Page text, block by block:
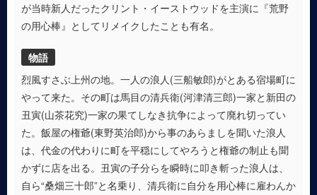
が当時新人だったクリント・イーストウッドを主演に『荒野
の用心棒』としてリメイクしたことも有名。
物語
烈風すさぶ上州の地。一人の浪人(三船敏郎)がとある宿場町に
やって来た。その町は馬目の清兵衛(河津清三郎)一家と新田の
丑寅(山茶花究)一家の果てしなき抗争によって廃れ切ってい
た。飯屋の権爺(東野英治郎)から事のあらましを聞いた浪人
は、代金の代わりに町を平穏にしてやろうと権爺の制止も聞
かずに店を出る。丑寅の子分らを瞬時に叩き斬った浪人は、
自ら“桑畑三十郎”と名乗り、清兵衛に自分を用心棒に雇わんか